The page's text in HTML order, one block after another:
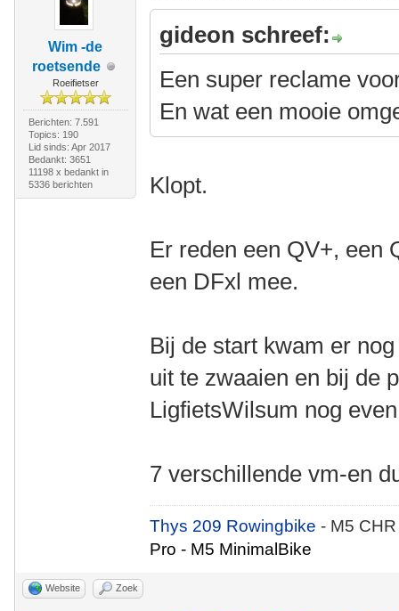
Wim -de
roetsende
Roeifietser
Berichten: 7.591
Topics: 190
Lid sinds: Apr 2017
Bedankt: 3651
11198 x bedankt in
5336 berichten
gideon schreef:
Een super reclame
En wat een mooie
Klopt.
Er reden een QV+, een
een DFxl mee.
Bij de start kwam er
uit te zwaaien en bij de
LigfietsWilsum nog
7 verschillende vm-en
Thys 209 Rowingbike- M5
Pro - M5 MinimalBike
Website Zoek